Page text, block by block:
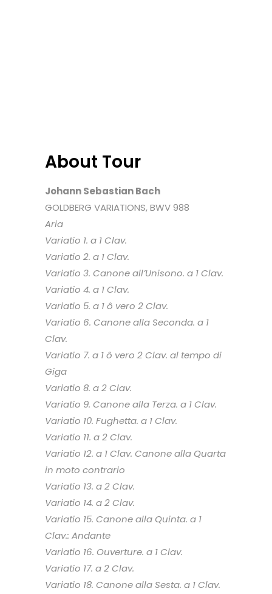
About Tour
Johann Sebastian Bach
GOLDBERG VARIATIONS, BWV 988
Aria
Variatio 1. a 1 Clav.
Variatio 2. a 1 Clav.
Variatio 3. Canone all’Unisono. a 1 Clav.
Variatio 4. a 1 Clav.
Variatio 5. a 1 ô vero 2 Clav.
Variatio 6. Canone alla Seconda. a 1
Clav.
Variatio 7. a 1 ô vero 2 Clav. al tempo di
Giga
Variatio 8. a 2 Clav.
Variatio 9. Canone alla Terza. a 1 Clav.
Variatio 10. Fughetta. a 1 Clav.
Variatio 11. a 2 Clav.
Variatio 12. a 1 Clav. Canone alla Quarta
in moto contrario
Variatio 13. a 2 Clav.
Variatio 14. a 2 Clav.
Variatio 15. Canone alla Quinta. a 1
Clav.: Andante
Variatio 16. Ouverture. a 1 Clav.
Variatio 17. a 2 Clav.
Variatio 18. Canone alla Sesta. a 1 Clav.